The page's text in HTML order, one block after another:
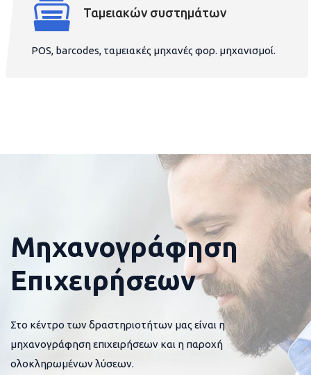
Ταμειακών συστημάτων
POS, barcodes, ταμειακές μηχανές φορ. μηχανισμοί.
Μηχανογράφηση
Επιχειρήσεων
Στο κέντρο των δραστηριοτήτων μας είναι η
μηχανογράφηση επιχειρήσεων και η παροχή
ολοκληρωμένων λύσεων.